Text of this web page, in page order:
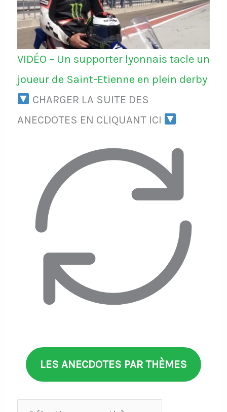
VIDÉO – Un supporter lyonnais tacle un
joueur de Saint-Etienne en plein derby
CHARGER LA SUITE DES
ANECDOTES EN CLIQUANT ICI
LES ANECDOTES PAR THÈMES
Anecdotes